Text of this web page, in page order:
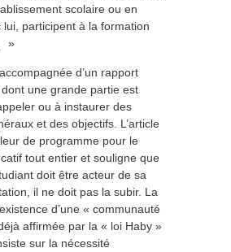
scolaire ou en
lui, participent à la formation
»
d’un rapport
dont une grande partie est
ou à instaurer des
et des objectifs. L’article
de programme pour le
tout entier et souligne que
doit être acteur de sa
il ne doit pas la subir. La
d’une « communauté
affirmée par la « loi Haby »
sur la nécessité